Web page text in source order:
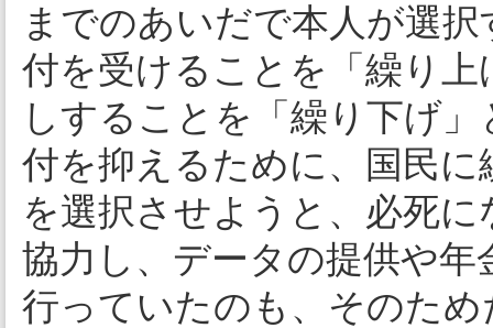
までのあいだで本人が選
付を受けることを「繰り
しすることを「繰り下げ
付を抑えるために、国民
を選択させようと、必死
協力し、データの提供や
行っていたのも、そのた